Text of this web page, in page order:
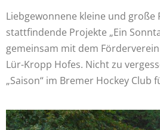
Liebgewonnene kleine und
stattfindende Projekte „Ein
gemeinsam mit dem
Lür-Kropp Hofes. Nicht zu
„Saison“ im Bremer Hockey